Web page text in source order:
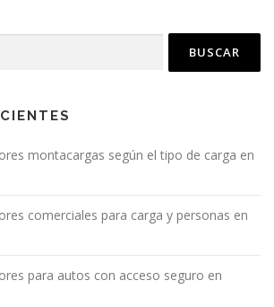
montacargas según el tipo de carga en
comerciales para carga y personas en
para autos con acceso seguro en